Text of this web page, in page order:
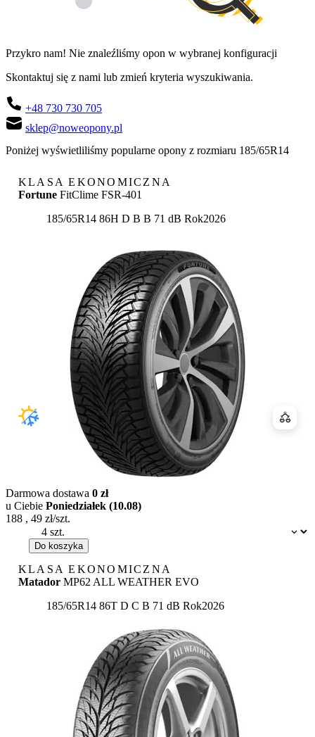
Przykro nam! Nie znaleźliśmy opon w wybranej konfiguracji
Skontaktuj się z nami lub zmień kryteria wyszukiwania.
+48 730 730 705
sklep@noweopony.pl
Poniżej wyświetliliśmy popularne opony z rozmiaru 185/65R14
KLASA EKONOMICZNA
Fortune FitClime FSR-401
185/65R14 86H Etykieta:
D B B 71 dB Rok2026
Dostępność:
Darmowa dostawa 0 zł
u Ciebie Poniedziałek (10.08)
188 , 49 zł/szt.
Do koszyka
KLASA EKONOMICZNA
Matador MP62 ALL WEATHER EVO
185/65R14 86T Etykieta:
D C B 71 dB Rok2026